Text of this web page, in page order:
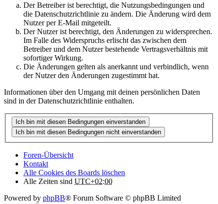
Der Betreiber ist berechtigt, die Nutzungsbedingungen und
die Datenschutzrichtlinie zu ändern. Die Änderung wird dem
Nutzer per E-Mail mitgeteilt.
Der Nutzer ist berechtigt, den Änderungen zu widersprechen.
Im Falle des Widerspruchs erlischt das zwischen dem
Betreiber und dem Nutzer bestehende Vertragsverhältnis mit
sofortiger Wirkung.
Die Änderungen gelten als anerkannt und verbindlich, wenn
der Nutzer den Änderungen zugestimmt hat.
Informationen über den Umgang mit deinen persönlichen Daten
sind in der Datenschutzrichtlinie enthalten.
Foren-Übersicht
Kontakt
Alle Cookies des Boards löschen
Alle Zeiten sind UTC+02:00
Powered by phpBB® Forum Software © phpBB Limited